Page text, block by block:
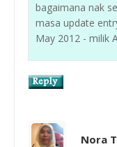
bagaimana nak
masa update
May 2012 - milik
Nora